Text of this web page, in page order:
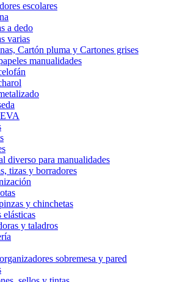
escolares
a dedo
varias
Cartón pluma y Cartones grises
manualidades
diverso para manualidades
tizas y borradores
y chinchetas
elásticas
y taladros
sobremesa y pared